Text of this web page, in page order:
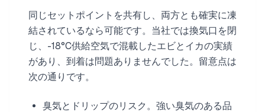
同じセットポイントを共有し、両方とも確実に凍
結されているなら可能です。当社では換気口を閉
じ、-18°C供給空気で混載したエビとイカの実績
があり、到着は問題ありませんでした。留意点は
次の通りです。
臭気とドリップのリスク。強い臭気のある品